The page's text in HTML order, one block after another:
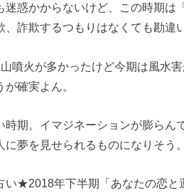
迷惑かからないけど、この時期は
、詐欺するつもりはなくても勘違
噴火が多かったけど今期は風水
確実よん。
時期。イマジネーションが膨らん
に夢を見せられるものになりそう。
い★2018年下半期「あなたの恋と